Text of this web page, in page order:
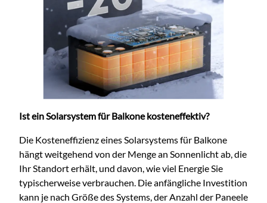
Ist ein Solarsystem für Balkone kosteneffektiv?
Die Kosteneffizienz eines Solarsystems für Balkone
hängt weitgehend von der Menge an Sonnenlicht ab, die
Ihr Standort erhält, und davon, wie viel Energie Sie
typischerweise verbrauchen. Die anfängliche Investition
kann je nach Größe des Systems, der Anzahl der Paneele